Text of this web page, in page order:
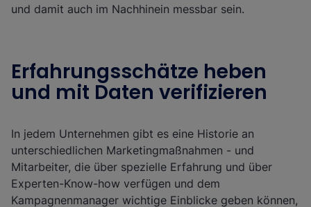
und damit auch im Nachhinein messbar sein.
Erfahrungsschätze heben
und mit Daten verifizieren
In jedem Unternehmen gibt es eine Historie an
unterschiedlichen Marketingmaßnahmen - und
Mitarbeiter, die über spezielle Erfahrung und über
Experten-Know-how verfügen und dem
Kampagnenmanager wichtige Einblicke geben können,